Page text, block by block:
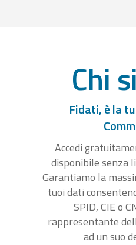
Chi
Fidati, è la
Accedi
disponibile senza
Garantiamo la
tuoi dati
SPID, CIE o
rappresentante
ad un suo